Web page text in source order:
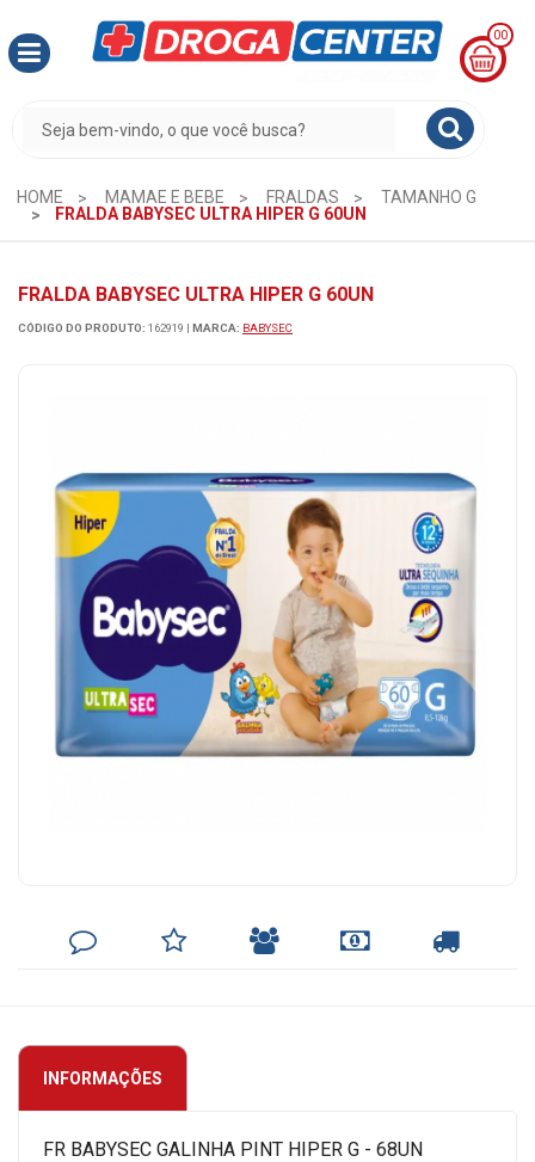
00
CESTA
R$
0,00
HOME MAMAE E BEBE FRALDAS
TAMANHO G
FRALDA BABYSEC ULTRA HIPER G 60UN
FRALDA BABYSEC ULTRA HIPER G 60UN
CÓDIGO DO PRODUTO: 162919 | MARCA: BABYSEC
DEIXE
COMENTÁRIO
MINHA
LISTA
INDIQUE
FORMAS
CALCULAR
FRETE
INFORMAÇÕES
FR BABYSEC GALINHA PINT HIPER G - 68UN